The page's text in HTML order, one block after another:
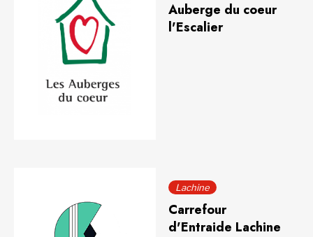
Auberge du coeur
l'Escalier
Lachine
Carrefour
d'Entraide Lachine